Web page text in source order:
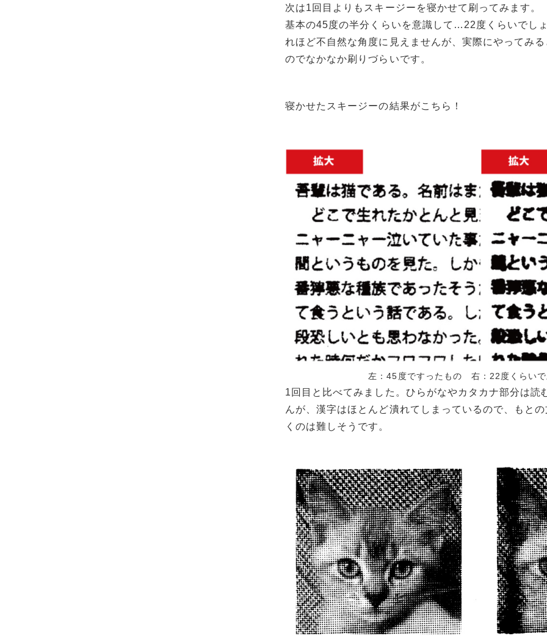
次は1回目よりもスキージーを寝かせて刷ってみます。
基本の45度の半分くらいを意識して…22度くらいでし
れほど不自然な角度に見えませんが、実際にやってみ
のでなかなか刷りづらいです。
寝かせたスキージーの結果がこちら！
左：45度ですったもの 右：22度くらい
1回目と比べてみました。ひらがなやカタカナ部分は読
んが、漢字はほとんど潰れてしまっているので、もと
くのは難しそうです。